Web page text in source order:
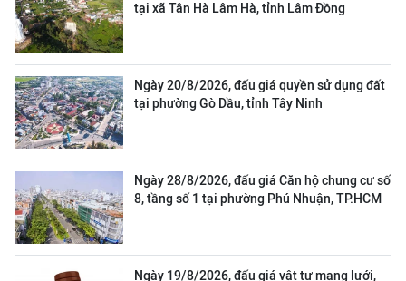
tại xã Tân Hà Lâm Hà, tỉnh Lâm Đồng
Ngày 20/8/2026, đấu giá quyền sử dụng đất
tại phường Gò Dầu, tỉnh Tây Ninh
Ngày 28/8/2026, đấu giá Căn hộ chung cư số
8, tầng số 1 tại phường Phú Nhuận, TP.HCM
Ngày 19/8/2026, đấu giá vật tư mạng lưới,